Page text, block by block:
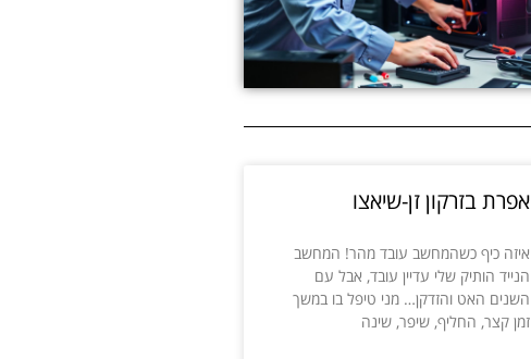
אפרת בזרקון זן-שיאצו
איזה כיף כשהמחשב עובד מהר! המחשב
הנייד הותיק שלי עדיין עובד, אבל עם
השנים האט והזדקן… מני טיפל בו במשך
זמן קצר, החליף, שיפר, שינה